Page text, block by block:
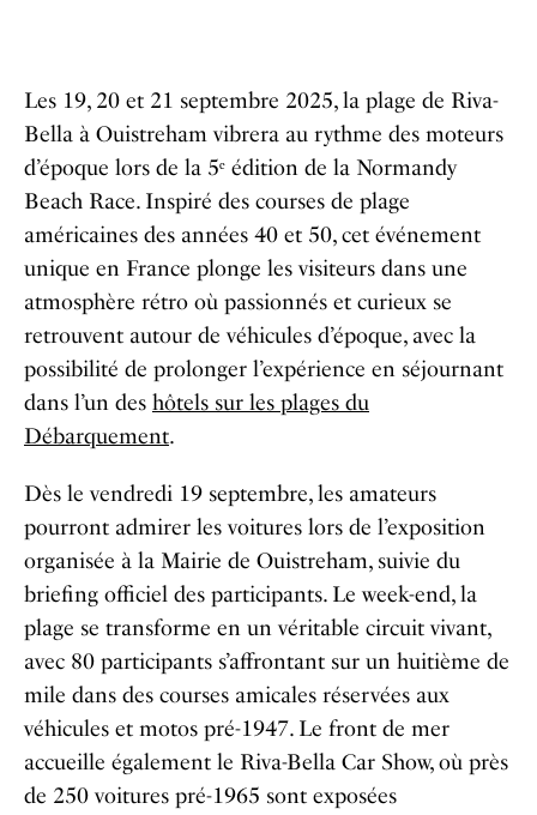
Les 19, 20 et 21 septembre 2025, la plage de Riva-
Bella à Ouistreham vibrera au rythme des moteurs
d’époque lors de la 5ᵉ édition de la Normandy
Beach Race. Inspiré des courses de plage
américaines des années 40 et 50, cet événement
unique en France plonge les visiteurs dans une
atmosphère rétro où passionnés et curieux se
retrouvent autour de véhicules d’époque, avec la
possibilité de prolonger l’expérience en séjournant
dans l’un des hôtels sur les plages du
Débarquement.
Dès le vendredi 19 septembre, les amateurs
pourront admirer les voitures lors de l’exposition
organisée à la Mairie de Ouistreham, suivie du
briefing officiel des participants. Le week-end, la
plage se transforme en un véritable circuit vivant,
avec 80 participants s’affrontant sur un huitième de
mile dans des courses amicales réservées aux
véhicules et motos pré-1947. Le front de mer
accueille également le Riva-Bella Car Show, où près
de 250 voitures pré-1965 sont exposées